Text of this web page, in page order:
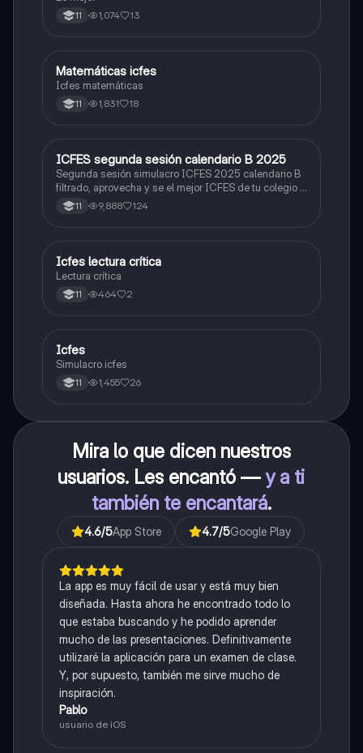
11 1,074 13
ICFES: Matemáticas
Matemáticas icfes
Icfes matemáticas
11 1,831 18
ICFES: Lectura Crítica
ICFES segunda sesión calendario B 2025
Segunda sesión simulacro ICFES 2025 calendario B
filtrado, aprovecha y se el mejor ICFES de tu colegio y
poder ingresar a universidad, y estudiar aquella
carrera con la que tanto sueñas.
11 9,888 124
Lengua Castellana
Icfes lectura crítica
Lectura crítica
11 464 2
ICFES: Sociales y Ciudadanas
Icfes
Simulacro icfes
11 1,455 26
Mira lo que dicen nuestros
usuarios. Les encantó —y a ti
también te encantará.
4.6/5App Store 4.7/5Google Play
La app es muy fácil de usar y está muy bien
diseñada. Hasta ahora he encontrado todo lo
que estaba buscando y he podido aprender
mucho de las presentaciones. Definitivamente
utilizaré la aplicación para un examen de clase.
Y, por supuesto, también me sirve mucho de
inspiración.
Pablo
usuario de iOS